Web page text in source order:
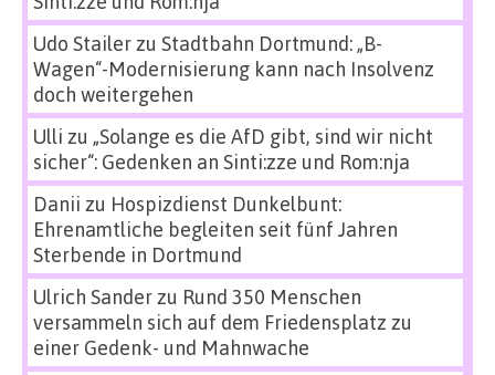
Udo Stailerzu Stadtbahn Dortmund: „B-
Wagen“-Modernisierung kann nach Insolvenz
doch weitergehen
Ulli zu „Solange es die AfD gibt, sind wir nicht
sicher“: Gedenken an Sinti:zze und Rom:nja
Danii zu Hospizdienst Dunkelbunt:
Ehrenamtliche begleiten seit fünf Jahren
Sterbende in Dortmund
Ulrich Sanderzu Rund 350 Menschen
versammeln sich auf dem Friedensplatz zu
einer Gedenk- und Mahnwache